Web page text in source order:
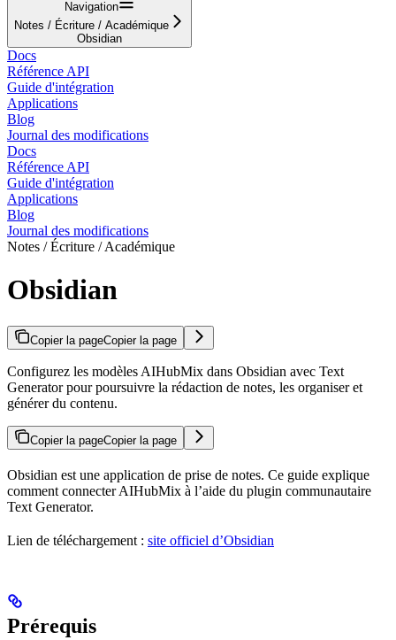
Navigation
Notes / Écriture / Académique
Obsidian
Docs
Référence API
Guide d'intégration
Applications
Blog
Journal des modifications
Docs
Référence API
Guide d'intégration
Applications
Blog
Journal des modifications
Notes / Écriture / Académique
Obsidian
Copier la pageCopier la page
Configurez les modèles AIHubMix dans Obsidian avec Text
Generator pour poursuivre la rédaction de notes, les organiser et
générer du contenu.
Copier la pageCopier la page
Obsidian est une application de prise de notes. Ce guide explique
comment connecter AIHubMix à l’aide du plugin communautaire
Text Generator.
Lien de téléchargement : site officiel d’Obsidian
Prérequis